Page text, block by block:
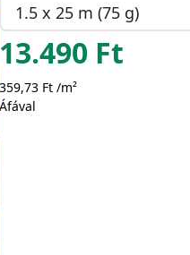
1.5 x 25 m (75 g)
13.490 Ft
359,73 Ft /m²
Áfával